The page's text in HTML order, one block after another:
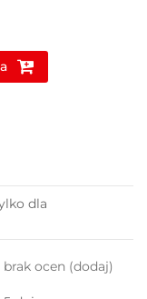
dla
brak ocen (dodaj)